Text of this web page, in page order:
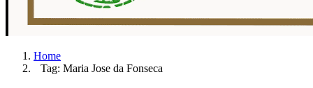
Home
Tag: Maria Jose da Fonseca